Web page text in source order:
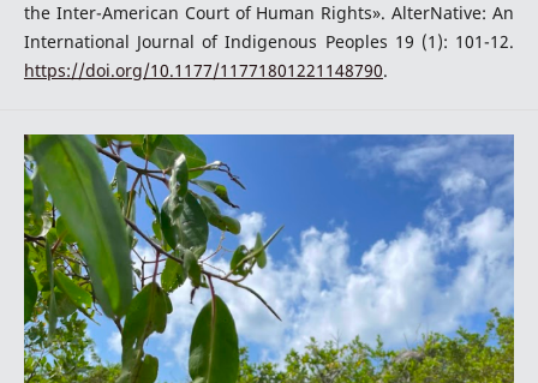
the Inter-American Court of Human Rights». AlterNative: An
International Journal of Indigenous Peoples 19 (1): 101-12.
https://doi.org/10.1177/11771801221148790.